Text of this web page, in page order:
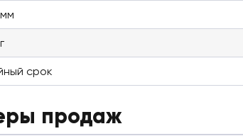
срок
продаж